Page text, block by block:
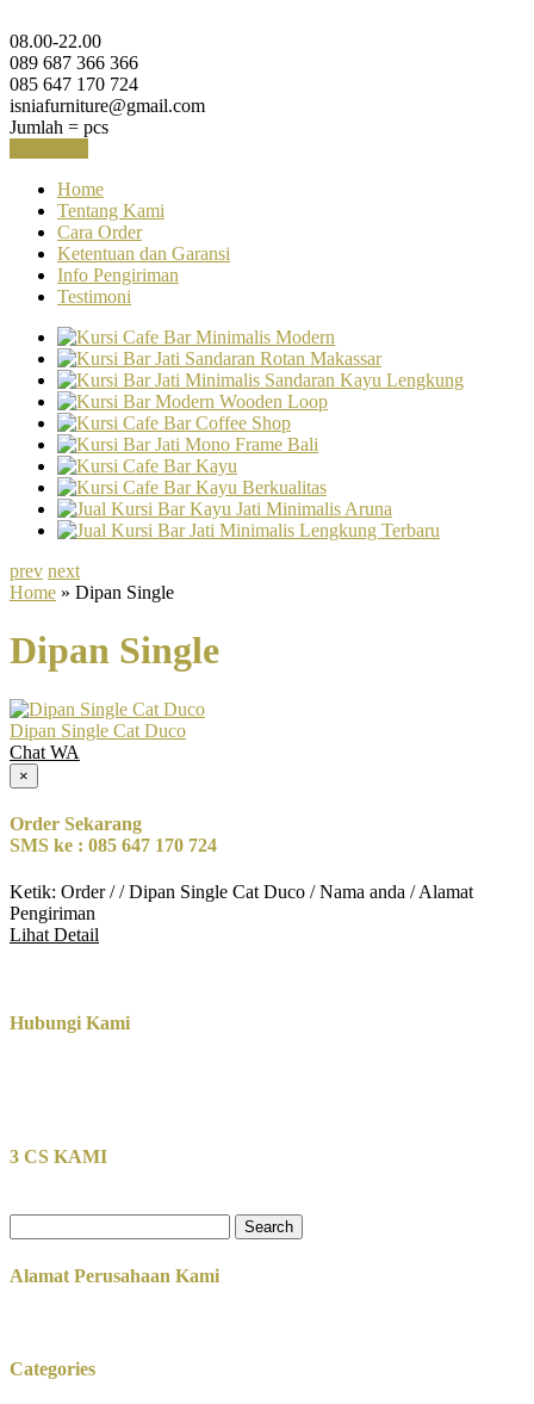
08.00-22.00
089 687 366 366
085 647 170 724
isniafurniture@gmail.com
Jumlah = pcs
Home
Tentang Kami
Cara Order
Ketentuan dan Garansi
Info Pengiriman
Testimoni
prev next
Home » Dipan Single
Dipan Single
Dipan Single Cat Duco
Chat WA
×
Order Sekarang
SMS ke : 085 647 170 724
Ketik: Order / / Dipan Single Cat Duco / Nama anda / Alamat
Pengiriman
Lihat Detail
Hubungi Kami
3 CS KAMI
for:
Alamat Perusahaan Kami
Categories